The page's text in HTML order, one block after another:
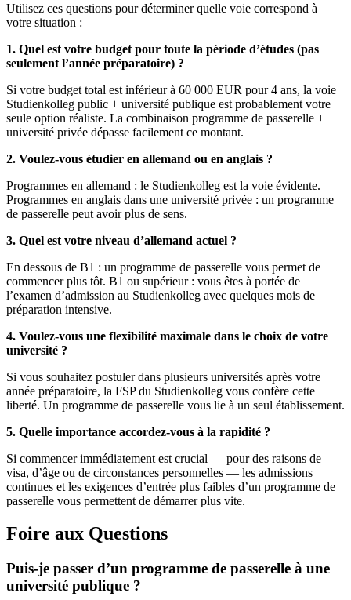
Utilisez ces questions pour déterminer quelle voie correspond à
votre situation :
1. Quel est votre budget pour toute la période d’études (pas
seulement l’année préparatoire) ?
Si votre budget total est inférieur à 60 000 EUR pour 4 ans, la voie
Studienkolleg public + université publique est probablement votre
seule option réaliste. La combinaison programme de passerelle +
université privée dépasse facilement ce montant.
2. Voulez-vous étudier en allemand ou en anglais ?
Programmes en allemand : le Studienkolleg est la voie évidente.
Programmes en anglais dans une université privée : un programme
de passerelle peut avoir plus de sens.
3. Quel est votre niveau d’allemand actuel ?
En dessous de B1 : un programme de passerelle vous permet de
commencer plus tôt. B1 ou supérieur : vous êtes à portée de
l’examen d’admission au Studienkolleg avec quelques mois de
préparation intensive.
4. Voulez-vous une flexibilité maximale dans le choix de votre
université ?
Si vous souhaitez postuler dans plusieurs universités après votre
année préparatoire, la FSP du Studienkolleg vous confère cette
liberté. Un programme de passerelle vous lie à un seul établissement.
5. Quelle importance accordez-vous à la rapidité ?
Si commencer immédiatement est crucial — pour des raisons de
visa, d’âge ou de circonstances personnelles — les admissions
continues et les exigences d’entrée plus faibles d’un programme de
passerelle vous permettent de démarrer plus vite.
Foire aux Questions
Puis-je passer d’un programme de passerelle à une
université publique ?